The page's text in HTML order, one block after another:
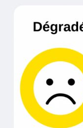
Visuel